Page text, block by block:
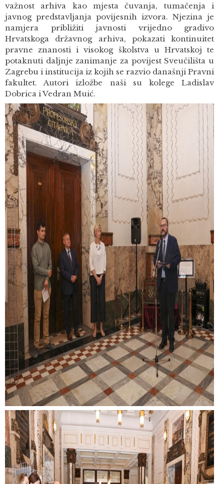
važnost arhiva kao mjesta čuvanja, tumačenja i
javnog predstavljanja povijesnih izvora. Njezina je
namjera približiti javnosti vrijedno gradivo
Hrvatskoga državnog arhiva, pokazati kontinuitet
pravne znanosti i visokog školstva u Hrvatskoj te
potaknuti daljnje zanimanje za povijest Sveučilišta u
Zagrebu i institucija iz kojih se razvio današnji Pravni
fakultet. Autori izložbe naši su kolege Ladislav
Dobrica i Vedran Muić.